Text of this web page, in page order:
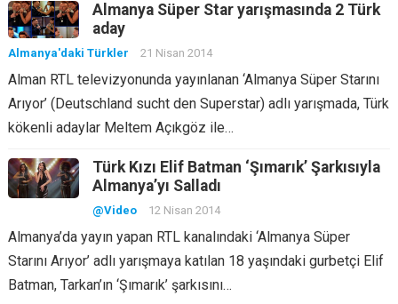
Almanya Süper Star yarışmasında 2 Türk
aday
Almanya'daki Türkler 21 Nisan 2014
Alman RTL televizyonunda yayınlanan ‘Almanya Süper Starını
Arıyor’ (Deutschland sucht den Superstar) adlı yarışmada, Türk
kökenli adaylar Meltem Açıkgöz ile…
Türk Kızı Elif Batman ‘Şımarık’ Şarkısıyla
Almanya’yı Salladı
@Video 12 Nisan 2014
Almanya’da yayın yapan RTL kanalındaki ‘Almanya Süper
Starını Arıyor’ adlı yarışmaya katılan 18 yaşındaki gurbetçi Elif
Batman, Tarkan’ın ‘Şımarık’ şarkısını…